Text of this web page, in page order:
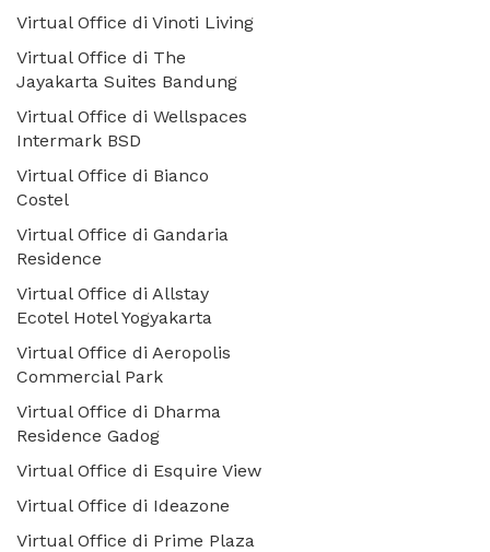
Virtual Office di Vinoti Living
Virtual Office di The
Jayakarta Suites Bandung
Virtual Office di Wellspaces
Intermark BSD
Virtual Office di Bianco
Costel
Virtual Office di Gandaria
Residence
Virtual Office di Allstay
Ecotel Hotel Yogyakarta
Virtual Office di Aeropolis
Commercial Park
Virtual Office di Dharma
Residence Gadog
Virtual Office di Esquire View
Virtual Office di Ideazone
Virtual Office di Prime Plaza